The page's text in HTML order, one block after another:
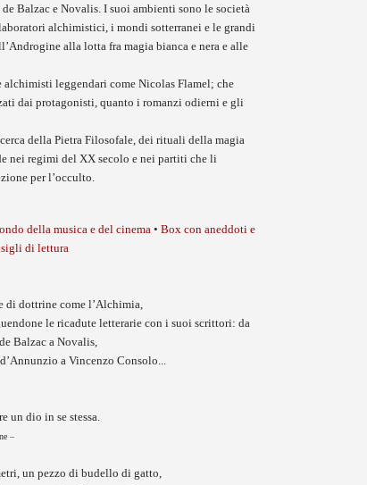
Balzac e Novalis. I suoi ambienti sono le società
alchimistici, i mondi sotterranei e le grandi
alla lotta fra magia bianca e nera e alle
leggendari come Nicolas Flamel; che
dai protagonisti, quanto i romanzi odierni e gli
della Pietra Filosofale, dei rituali della magia
nei regimi del XX secolo e nei partiti che li
per l’occulto.
della musica e del cinema • Box con aneddoti e
di lettura
di dottrine come l’Alchimia,
le ricadute letterarie con i suoi scrittori: da
Balzac a Novalis,
a Vincenzo Consolo...
un dio in se stessa.
–
un pezzo di budello di gatto,